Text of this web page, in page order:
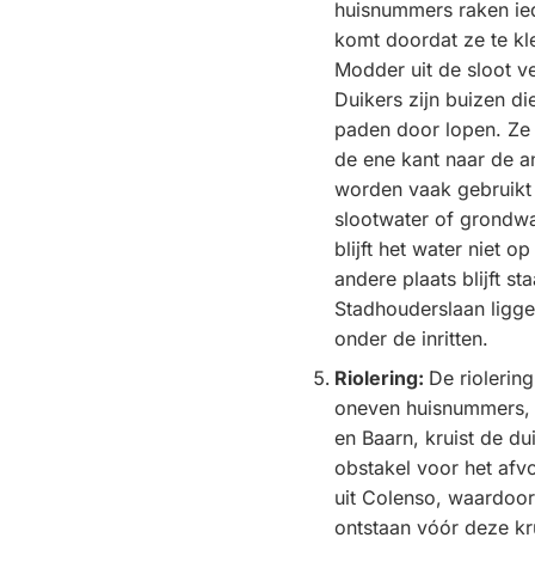
huisnummers raken
komt doordat ze te
Modder uit de sloot
Duikers zijn buizen
paden door lopen.
de ene kant naar de
worden vaak
slootwater of
blijft het water niet
andere plaats blijft
Stadhouderslaan
onder de inritten.
Riolering: De
oneven
en Baarn, kruist de
obstakel voor het
uit Colenso,
ontstaan vóór deze